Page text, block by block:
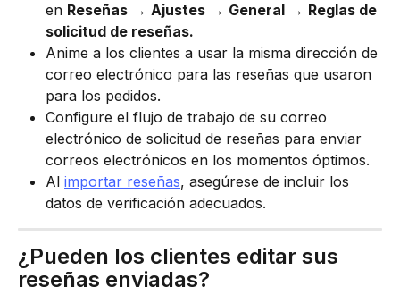
en Reseñas → Ajustes → General → Reglas de
solicitud de reseñas.
Anime a los clientes a usar la misma dirección de
correo electrónico para las reseñas que usaron
para los pedidos.
Configure el flujo de trabajo de su correo
electrónico de solicitud de reseñas para enviar
correos electrónicos en los momentos óptimos.
Al importar reseñas, asegúrese de incluir los
datos de verificación adecuados.
¿Pueden los clientes editar sus
reseñas enviadas?